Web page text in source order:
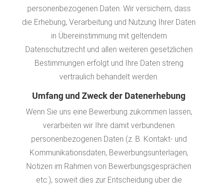
personenbezogenen Daten. Wir versichern, dass
die Erhebung, Verarbeitung und Nutzung Ihrer Daten
in Übereinstimmung mit geltendem
Datenschutzrecht und allen weiteren gesetzlichen
Bestimmungen erfolgt und Ihre Daten streng
vertraulich behandelt werden.
Umfang und Zweck der Datenerhebung
Wenn Sie uns eine Bewerbung zukommen lassen,
verarbeiten wir Ihre damit verbundenen
personenbezogenen Daten (z. B. Kontakt- und
Kommunikationsdaten, Bewerbungsunterlagen,
Notizen im Rahmen von Bewerbungsgesprächen
etc.), soweit dies zur Entscheidung über die